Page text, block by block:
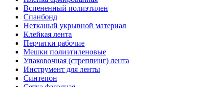
Вспененный полиэтилен
Спанбонд
Нетканый укрывной материал
Клейкая лента
Перчатки рабочие
Мешки полиэтиленовые
Упаковочная (стреппинг) лента
Инструмент для ленты
Синтепон